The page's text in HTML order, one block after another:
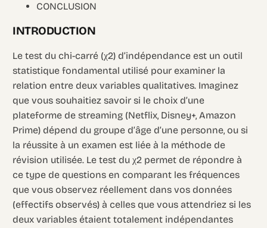
CONCLUSION
INTRODUCTION
Le test du chi-carré (χ2) d’indépendance est un outil
statistique fondamental utilisé pour examiner la
relation entre deux variables qualitatives. Imaginez
que vous souhaitiez savoir si le choix d’une
plateforme de streaming (Netflix, Disney+, Amazon
Prime) dépend du groupe d’âge d’une personne, ou si
la réussite à un examen est liée à la méthode de
révision utilisée. Le test du χ2 permet de répondre à
ce type de questions en comparant les fréquences
que vous observez réellement dans vos données
(effectifs observés) à celles que vous attendriez si les
deux variables étaient totalement indépendantes